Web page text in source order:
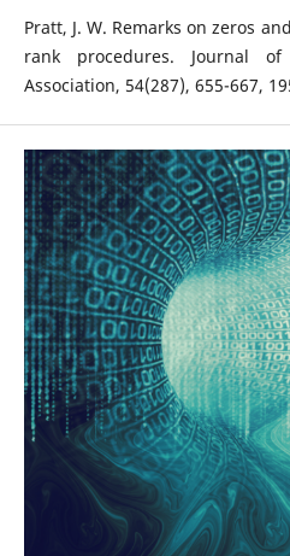
Pratt, J. W. Remarks on zeros
rank procedures. Journal
Association, 54(287), 655-667,